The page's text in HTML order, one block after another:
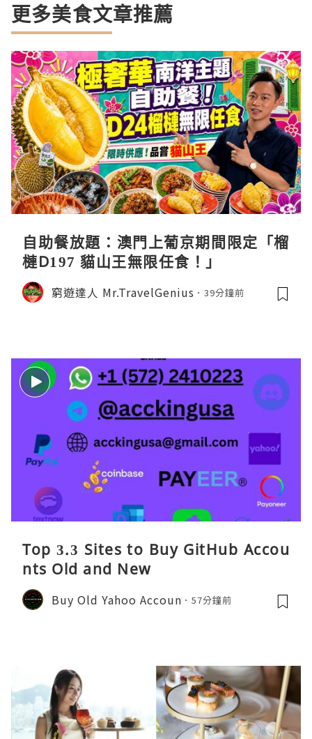
更多美食文章推薦
自助餐放題：澳門上葡京期間限定「榴
槤D197 貓山王無限任食！」
窮遊達人 Mr.TravelGenius 39分鐘前
Top 3.3 Sites to Buy GitHub Accou
nts Old and New
Buy Old Yahoo Accoun 57分鐘前